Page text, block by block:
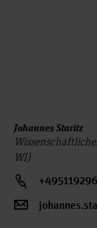
Johannes Staritz
WI)